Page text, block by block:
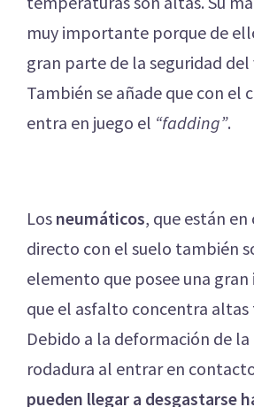
muy importante porque de
gran parte de la seguridad del
También se añade que con el
entra en juego el “fadding”.
Los neumáticos, que están
directo con el suelo también
elemento que posee una
que el asfalto concentra
Debido a la deformación de
rodadura al entrar en
pueden llegar a desgastarse